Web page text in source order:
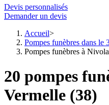
Devis personnalisés
Demander un devis
Accueil
Pompes funèbres dans le
Pompes funèbres à
20 pompes
Vermelle (38)